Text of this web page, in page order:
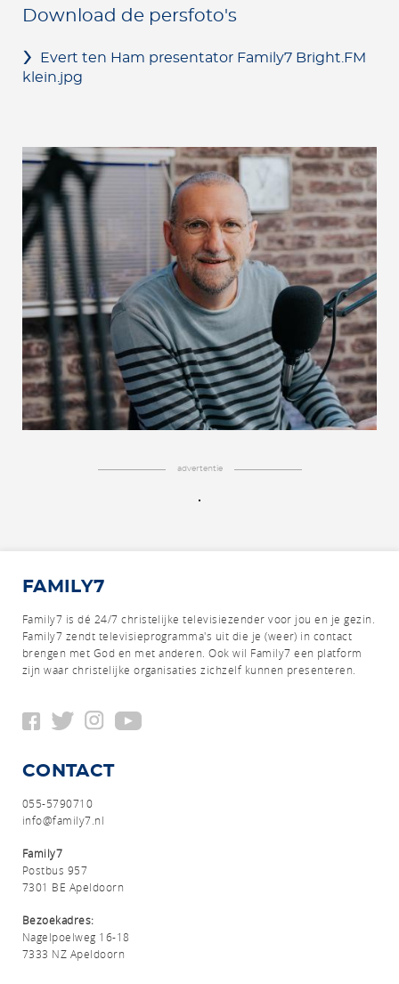
Download de persfoto's
Evert ten Ham presentator Family7 Bright.FM
klein.jpg
advertentie
FAMILY7
Family7 is dé 24/7 christelijke televisiezender voor jou en je gezin.
Family7 zendt televisieprogramma's uit die je (weer) in contact
brengen met God en met anderen.Ook wil Family7 een platform
zijn waar christelijke organisaties zichzelf kunnen presenteren.
CONTACT
055-5790710
info@family7.nl
Family7
Postbus 957
7301 BE Apeldoorn
Bezoekadres:
Nagelpoelweg 16-18
7333 NZ Apeldoorn